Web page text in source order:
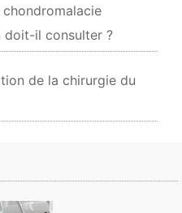
doit-il consulter ?
de la chirurgie du